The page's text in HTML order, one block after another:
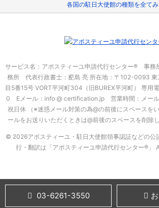
各国の駐日大使館の種類を全て
サービス名：アポスティーユ申請代行センター® 事務
務所 代表行政書士：蓜島 亮 所在地：〒102-0093 東
目5番15号 VORT平河町304（旧BUREX平河町） 専用
0 Eメール：info @ certification.jp 営業時間：メール
祝日休 （※迷惑メール対策の為@の前後にスペースを
ールをお送りいただくときは@前後のスペースを削除
© 2026アポスティーユ・駐日大使館領事認証などの公
行・翻訳は「アポスティーユ申請代行センター®」
03-6261-3550